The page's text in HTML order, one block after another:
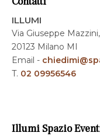
ILLUMI
Via Giuseppe
20123 Milano MI
Email -
T. 02 09956546
Illumi Spazio